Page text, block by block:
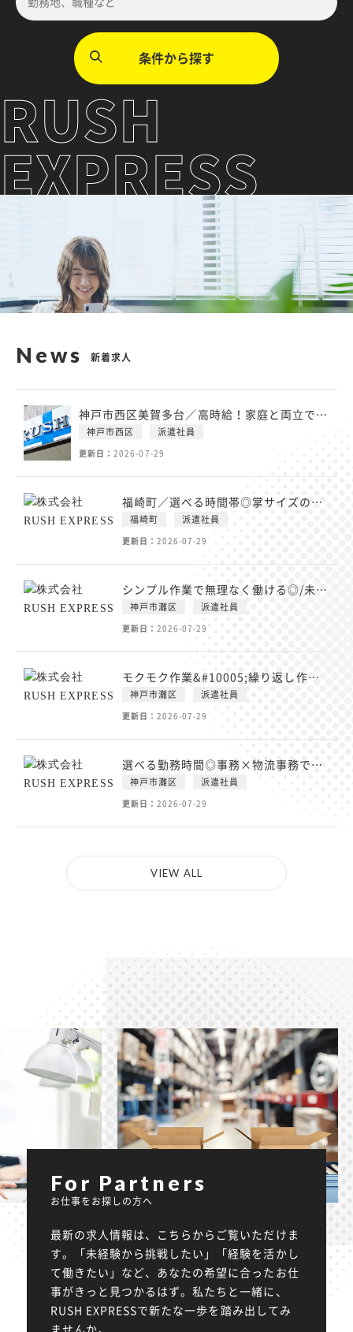
RUSH
EXPRESS
News 新着求人
VIEW ALL
神戸市西区美賀多台／高時給！家庭と両立できる扶養内♪オープニングスタッフ募集♪
神戸市西区 派遣社員
更新日：2026-07-29
福崎町／選べる時間帯◎掌サイズの商品の包装・製造【時給1250円～・未経験OK・安定企業】
福崎町 派遣社員
更新日： 2026-07-29
シンプル作業で無理なく働ける◎/未経験OK
神戸市灘区 派遣社員
更新日： 2026-07-29
モクモク作業&#10005;繰り返し作業で覚えやすい/未経験OK
神戸市灘区 派遣社員
更新日： 2026-07-29
選べる勤務時間◎事務×物流事務で安定ワーク
神戸市灘区 派遣社員
更新日： 2026-07-29
For Partners
お仕事をお探しの方へ
最新の求人情報は、こちらからご覧いただけま
す。「未経験から挑戦したい」「経験を活かし
て働きたい」など、あなたの希望に合ったお仕
事がきっと見つかるはず。私たちと一緒に、
RUSH EXPRESSで新たな一歩を踏み出してみ